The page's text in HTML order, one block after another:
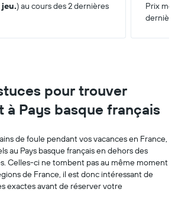
) au cours des 2 dernières
Prix
pour trouver
à Pays basque français
de foule pendant vos vacances en France,
au Pays basque français en dehors des
Celles-ci ne tombent pas au même moment
de France, il est donc intéressant de
exactes avant de réserver votre